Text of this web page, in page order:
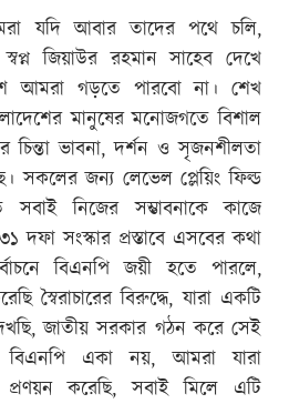
যদি আবার তাদের পথে চলি,
জিয়াউর রহমান সাহেব দেখে
আমরা গড়তে পারবো না। শেখ
মানুষের মনোজগতে বিশাল
চিন্তা ভাবনা, দর্শন ও সৃজনশীলতা
সকলের জন্য লেভেল প্লেয়িং ফিল্ড
নিজের সম্ভাবনাকে কাজে
দফা সংস্কার প্রস্তাবে এসবের কথা
বিএনপি জয়ী হতে পারলে,
স্বৈরাচারের বিরুদ্ধে, যারা একটি
জাতীয় সরকার গঠন করে সেই
বিএনপি একা নয়, আমরা যারা
করেছি, সবাই মিলে এটি